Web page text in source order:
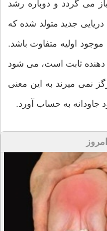
می گردد و دوباره رشد
جدید متولد شده که
اولیه متفاوت باشد.
دهنده ثابت است، می شود
نمی میرند به این معنی
جاودانه به حساب آورد.